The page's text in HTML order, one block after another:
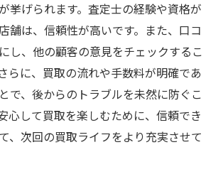
挙げられます。査定士の経験や資格が
舗は、信頼性が高いです。また、口コ
し、他の顧客の意見をチェックするこ
らに、買取の流れや手数料が明確であ
で、後からのトラブルを未然に防ぐこ
心して買取を楽しむために、信頼でき
、次回の買取ライフをより充実させて